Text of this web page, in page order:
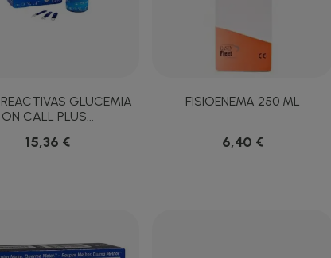
GLUCEMIA
ON CALL PLUS...
15,36 €
FISIOENEMA 250 ML
6,40 €